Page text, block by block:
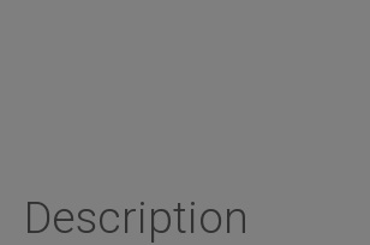
Description